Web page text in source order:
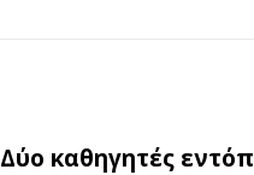
Δύο καθηγητές